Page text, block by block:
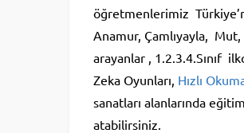
öğretmenlerimiz
Anamur, Çamlıyayla,
arayanlar , 1.2.3.4.Sınıf
Zeka Oyunları, Hızlı
sanatları alanlarında
atabilirsiniz.